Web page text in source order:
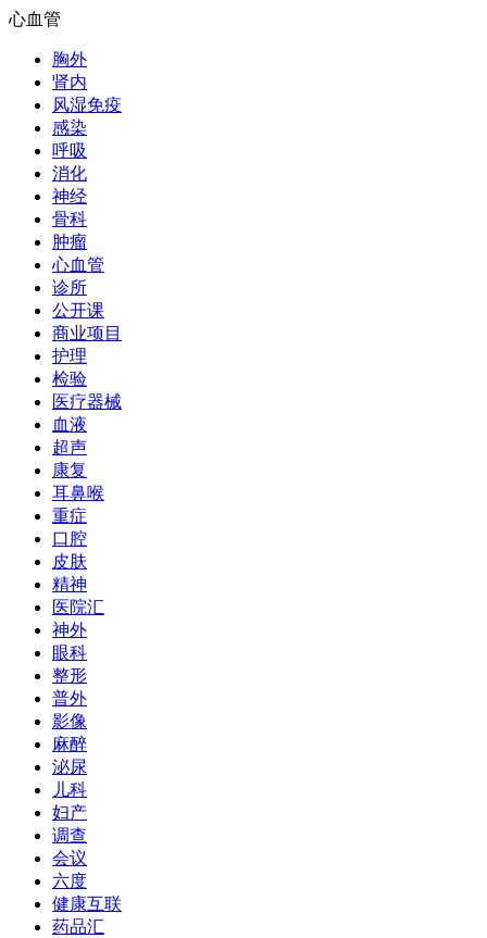
心血管
胸外
肾内
风湿免疫
感染
呼吸
消化
神经
骨科
肿瘤
心血管
诊所
公开课
商业项目
护理
检验
医疗器械
血液
超声
康复
耳鼻喉
重症
口腔
皮肤
精神
医院汇
神外
眼科
整形
普外
影像
麻醉
泌尿
儿科
妇产
调查
会议
六度
健康互联
药品汇